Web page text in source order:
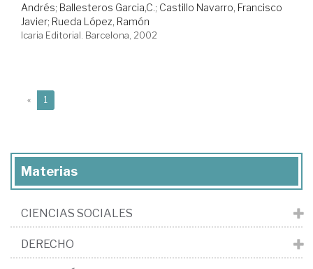
Andrés; Ballesteros Garcia,C.; Castillo Navarro, Francisco
Javier; Rueda López, Ramón
Icaria Editorial. Barcelona, 2002
« 1
Materias
CIENCIAS SOCIALES
DERECHO